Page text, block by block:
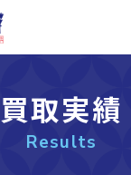
買取実績
Results